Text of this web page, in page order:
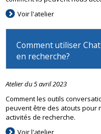
Voir l'atelier
Comment utiliser
en recherche?
Atelier du 5 avril 2023
Comment les outils
peuvent être des atouts pour
activités de recherche.
Voir l'atelier